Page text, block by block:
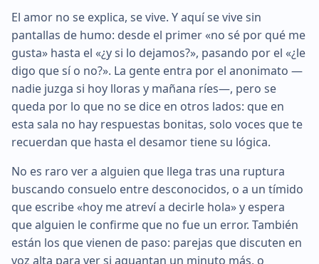
El amor no se explica, se vive. Y aquí se vive sin
pantallas de humo: desde el primer «no sé por qué me
gusta» hasta el «¿y si lo dejamos?», pasando por el «¿le
digo que sí o no?». La gente entra por el anonimato —
nadie juzga si hoy lloras y mañana ríes—, pero se
queda por lo que no se dice en otros lados: que en
esta sala no hay respuestas bonitas, solo voces que te
recuerdan que hasta el desamor tiene su lógica.
No es raro ver a alguien que llega tras una ruptura
buscando consuelo entre desconocidos, o a un tímido
que escribe «hoy me atreví a decirle hola» y espera
que alguien le confirme que no fue un error. También
están los que vienen de paso: parejas que discuten en
voz alta para ver si aguantan un minuto más, o